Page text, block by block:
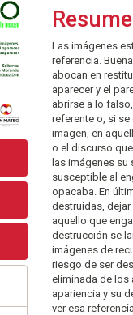
Las imágenes
referencia.
abocan en
aparecer y el
abrirse a lo
referente o, si
imagen, en
o el discurso
las imágenes su
susceptible al
opacaba. En
destruidas, dejar
aquello que
destrucción se
imágenes de
riesgo de ser
eliminada de los
apariencia y su
ver esa referencia.